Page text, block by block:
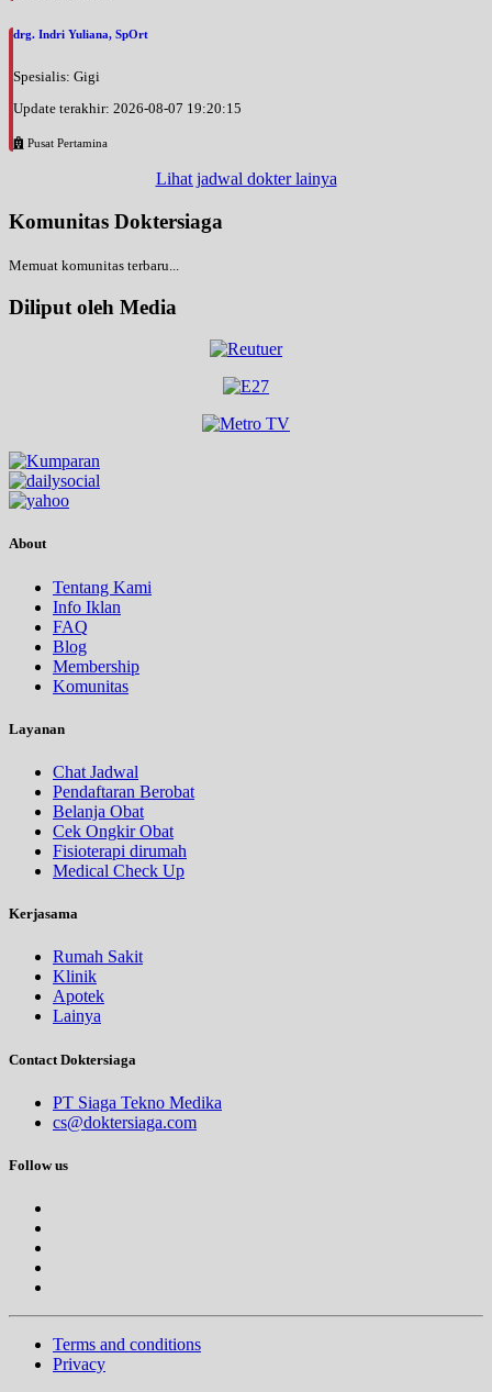
drg. Indri Yuliana, SpOrt
Spesialis: Gigi
Update terakhir: 2026-08-07 19:20:15
Pusat Pertamina
Lihat jadwal dokter lainya
Komunitas Doktersiaga
Memuat komunitas terbaru...
Diliput oleh Media
About
Tentang Kami
Info Iklan
FAQ
Blog
Membership
Komunitas
Layanan
Chat Jadwal
Pendaftaran Berobat
Belanja Obat
Cek Ongkir Obat
Fisioterapi dirumah
Medical Check Up
Kerjasama
Rumah Sakit
Klinik
Apotek
Lainya
Contact Doktersiaga
PT Siaga Tekno Medika
cs@doktersiaga.com
Follow us
Terms and conditions
Privacy